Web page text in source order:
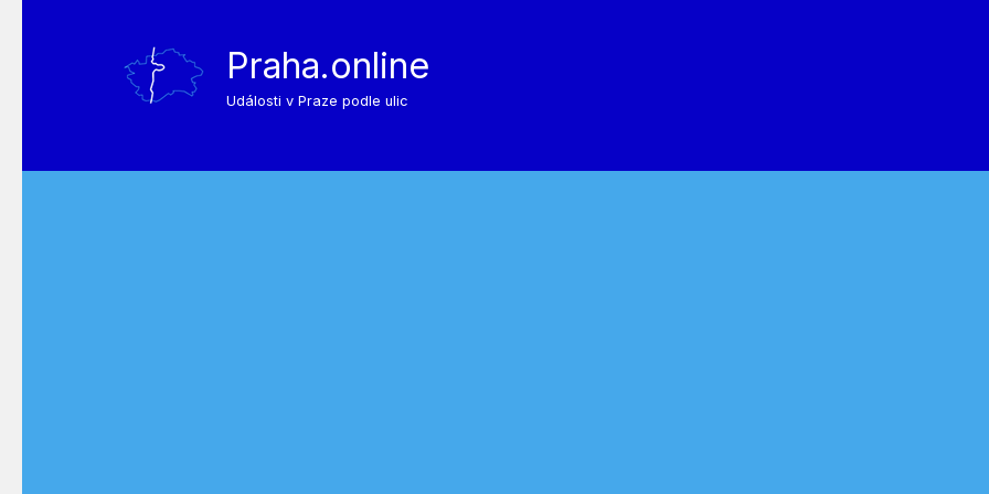
Praha.online
Události v Praze podle ulic